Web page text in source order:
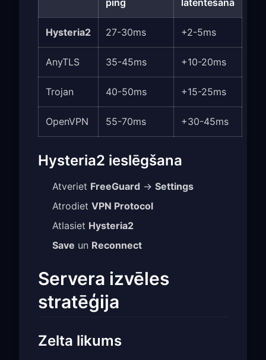
ping
latentēšana
Hysteria2 27-30ms +2-5ms
AnyTLS 35-45ms +10-20ms
Trojan 40-50ms +15-25ms
OpenVPN 55-70ms +30-45ms
Hysteria2 ieslēgšana
Atveriet FreeGuard → Settings
Atrodiet VPN Protocol
Atlasiet Hysteria2
Save un Reconnect
Servera izvēles
stratēģija
Zelta likums